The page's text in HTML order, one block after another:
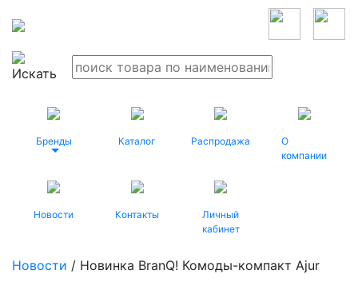
Бренды Каталог Распродажа
О
компании
Новости Контакты
Личный
кабинет
Новости / Новинка BranQ! Комоды-компакт Ajur